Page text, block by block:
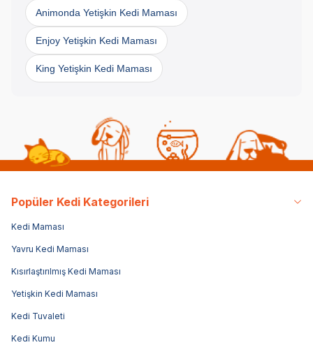
Animonda Yetişkin Kedi Maması
Enjoy Yetişkin Kedi Maması
King Yetişkin Kedi Maması
Popüler Kedi Kategorileri
Kedi Maması
Yavru Kedi Maması
Kısırlaştırılmış Kedi Maması
Yetişkin Kedi Maması
Kedi Tuvaleti
Kedi Kumu